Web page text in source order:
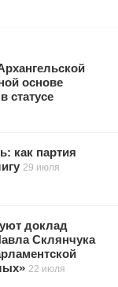
основе
статусе
как партия
29 июля
доклад
Склянчука
22 июля